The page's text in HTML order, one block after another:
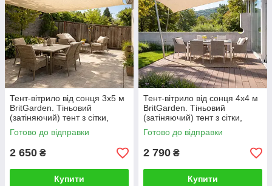
Тент-вітрило від сонця 3х5 м
BritGarden. Тіньовий
(затіняючий) тент з сітки,
молоко. Тінь 95%
Готово до відправки
2 650 ₴
Купити
Тент-вітрило від сонця 4х4 м
BritGarden. Тіньовий
(затіняючий) тент з сітки,
молоко. Тінь 95%
Готово до відправки
2 790 ₴
Купити